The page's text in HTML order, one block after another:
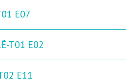
E07
T01 E02
E11